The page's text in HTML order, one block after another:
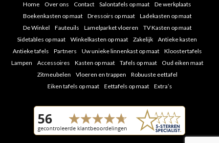
Home Over ons Contact Salontafels op maat
De werkplaats
Boekenkasten op maat
Dressoirs op maat
Ladekasten op maat
De Winkel
Fauteuils Lamelparket vloeren
TV Kasten op maat
Sidetables op maat
Winkelkasten op maat Zakelijk
Antieke kasten
Antieke tafels
Partners Uw unieke linnenkast op maat
Kloostertafels
Lampen
Accessoires Kasten op maat Tafels op maat
Oud eiken maat
Zitmeubelen
Vloeren en trappen
Robuuste eettafel
Eiken tafels op maat
Eettafels op maat Extra’s